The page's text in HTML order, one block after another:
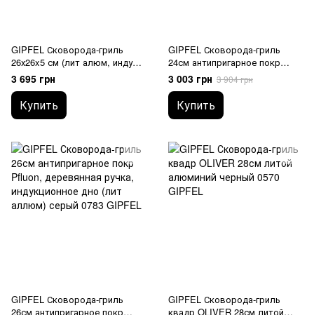
GIPFEL Сковорода-гриль
26х26x5 см (лит алюм, индукц.
дно) 0672 GIPFEL
3 695 грн
Купить
GIPFEL Сковорода-гриль
24см антипригарное покр
Pfluon, деревянная ручка,
индукционное дно (лит
аллюм) 0782 GIPFEL
3 003 грн 3 904 грн
Купить
GIPFEL Сковорода-гриль
26см антипригарное покр
GIPFEL Сковорода-гриль
квадр OLIVER 28см литой